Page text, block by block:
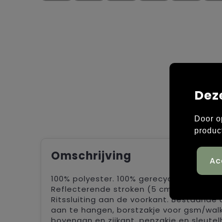
Omschrijving
100% polyester. 100% gerecycled
Reflecterende stroken (5 cm breed)
Ritssluiting aan de voorkant.
aan te hangen, borstzakje voor gsm/
Door